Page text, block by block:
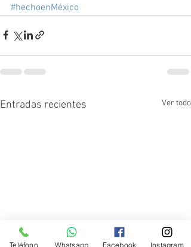
#hechoenMéxico
Entradas recientes Ver todo
Teléfono Whatsapp Facebook Instagram